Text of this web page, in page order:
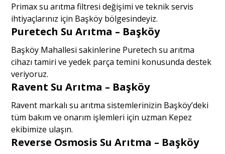
Primax su arıtma filtresi değişimi ve teknik servis
ihtiyaçlarınız için Başköy bölgesindeyiz.
Puretech Su Arıtma – Başköy
Başköy Mahallesi sakinlerine Puretech su arıtma
cihazı tamiri ve yedek parça temini konusunda destek
veriyoruz.
Ravent Su Arıtma – Başköy
Ravent markalı su arıtma sistemlerinizin Başköy’deki
tüm bakım ve onarım işlemleri için uzman Kepez
ekibimize ulaşın.
Reverse Osmosis Su Arıtma – Başköy